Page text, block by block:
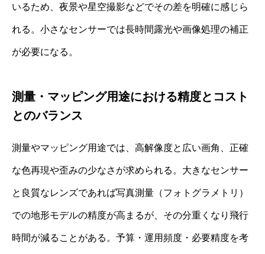
いるため、夜景や星空撮影などでその差を明確に感じら
れる。小さなセンサーでは長時間露光や画像処理の補正
が必要になる。
測量・マッピング用途における精度とコスト
とのバランス
測量やマッピング用途では、高解像度と広い画角、正確
な色再現や歪みの少なさが求められる。大きなセンサー
と良質なレンズであれば写真測量（フォトグラメトリ）
での地形モデルの精度が高まるが、その分重くなり飛行
時間が減ることがある。予算・運用頻度・必要精度を考